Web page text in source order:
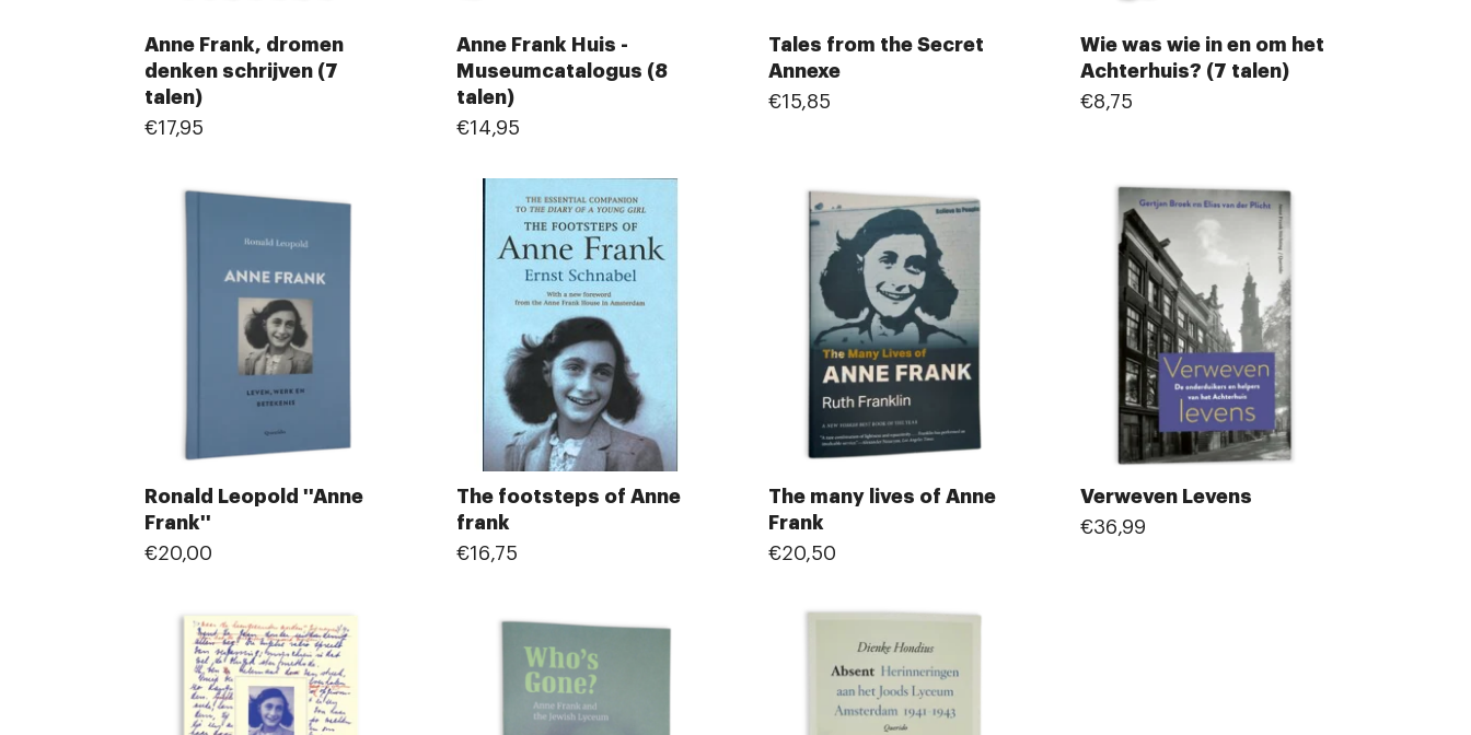
Anne Frank, dromen
denken schrijven (7
talen)
€17,95
Anne Frank Huis -
Museumcatalogus (8
talen)
€14,95
Tales from the Secret
Annexe
€15,85
Wie was wie in en om het
Achterhuis? (7 talen)
€8,75
Ronald Leopold ''Anne
Frank''
€20,00
The footsteps of Anne
frank
€16,75
The many lives of Anne
Frank
€20,50
Verweven Levens
€36,99